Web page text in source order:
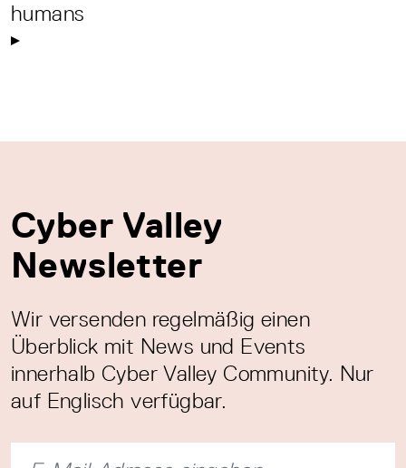
humans
Cyber Valley
Newsletter
Wir versenden regelmäßig einen
Überblick mit News und Events
innerhalb Cyber Valley Community. Nur
auf Englisch verfügbar.